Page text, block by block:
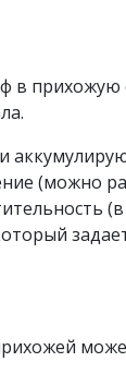
прихожую
(можно